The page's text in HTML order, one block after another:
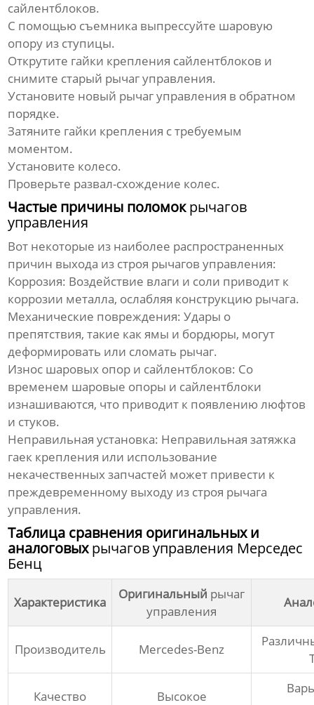
сайлентблоков.
С помощью съемника выпрессуйте шаровую
опору из ступицы.
Открутите гайки крепления сайлентблоков и
снимите старый рычаг управления.
Установите новый рычаг управления в обратном
порядке.
Затяните гайки крепления с требуемым
моментом.
Установите колесо.
Проверьте развал-схождение колес.
Частые причины поломокрычагов
управления
Вот некоторые из наиболее распространенных
причин выхода из строя рычагов управления:
Коррозия: Воздействие влаги и соли приводит к
коррозии металла, ослабляя конструкцию рычага.
Механические повреждения: Удары о
препятствия, такие как ямы и бордюры, могут
деформировать или сломать рычаг.
Износ шаровых опор и сайлентблоков: Со
временем шаровые опоры и сайлентблоки
изнашиваются, что приводит к появлению люфтов
и стуков.
Неправильная установка: Неправильная затяжка
гаек крепления или использование
некачественных запчастей может привести к
преждевременному выходу из строя рычага
управления.
Таблица сравнения оригинальных и
аналоговыхрычагов управления Мерседес
Бенц
Характеристика
Оригинальный рычаг
управления
Производитель Mercedes-Benz
Качество Высокое